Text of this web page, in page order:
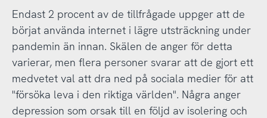
Endast 2 procent av de tillfrågade uppger att de
börjat använda internet i lägre utsträckning under
pandemin än innan. Skälen de anger för detta
varierar, men flera personer svarar att de gjort ett
medvetet val att dra ned på sociala medier för att
"försöka leva i den riktiga världen". Några anger
depression som orsak till en följd av isolering och